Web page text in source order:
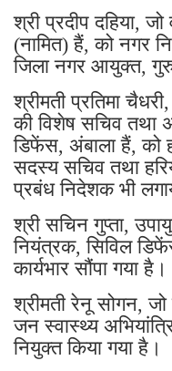
श्री प्रदीप दहिया,
(नामित) हैं, को नगर
जिला नगर आयुक्त,
श्रीमती प्रतिमा
की विशेष सचिव तथा
डिफेंस, अंबाला हैं, को
सदस्य सचिव तथा
प्रबंध निदेशक भी
श्री सचिन गुप्ता,
नियंत्रक, सिविल
कार्यभार सौंपा गया है।
श्रीमती रेनू सोगन, जो
जन स्वास्थ्य
नियुक्त किया गया है।